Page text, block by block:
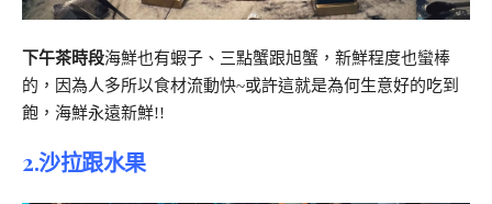
下午茶時段海鮮也有蝦子、三點蟹跟旭蟹，新鮮程度也蠻棒
的，因為人多所以食材流動快~或許這就是為何生意好的吃到
飽，海鮮永遠新鮮!!
2.沙拉跟水果